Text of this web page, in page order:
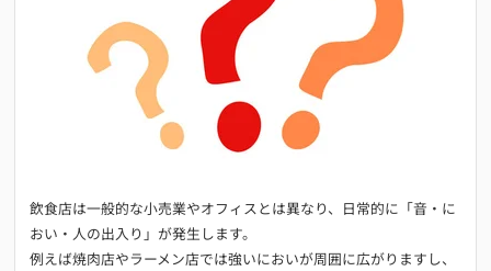
飲食店は一般的な小売業やオフィスとは異なり、日常的に「音・に
おい・人の出入り」が発生します。
例えば焼肉店やラーメン店では強いにおいが周囲に広がりますし、